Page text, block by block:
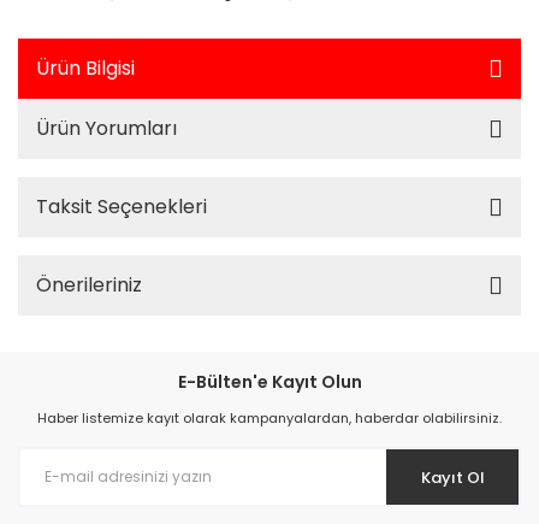
Ürün Bilgisi
Ürün Yorumları
Taksit Seçenekleri
Önerileriniz
E-Bülten'e Kayıt Olun
Haber listemize kayıt olarak kampanyalardan, haberdar olabilirsiniz.
Kayıt Ol